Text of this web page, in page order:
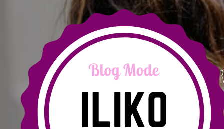
Les signes qui montrent
addiction au shopping
20 février 2020 iliko-promo